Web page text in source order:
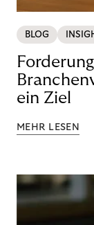
BLOG
ein Ziel
MEHR LESEN